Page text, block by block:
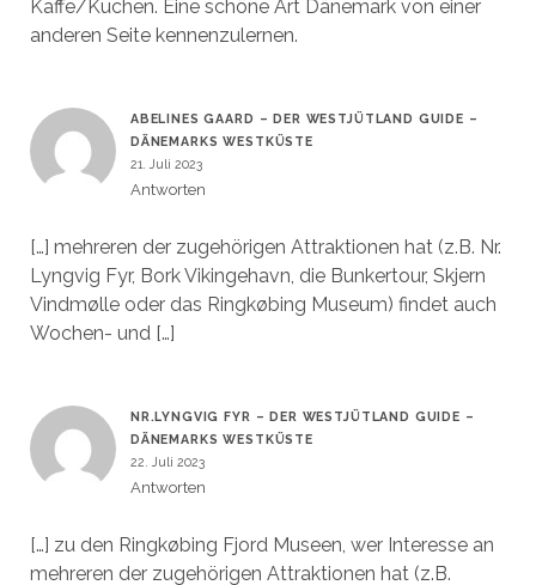
Kaffe/Kuchen. Eine schöne Art Dänemark von einer
anderen Seite kennenzulernen.
ABELINES GAARD – DER WESTJÜTLAND GUIDE –
DÄNEMARKS WESTKÜSTE
21. Juli 2023
Antworten
[…] mehreren der zugehörigen Attraktionen hat (z.B. Nr.
Lyngvig Fyr, Bork Vikingehavn, die Bunkertour, Skjern
Vindmølle oder das Ringkøbing Museum) findet auch
Wochen- und […]
NR.LYNGVIG FYR – DER WESTJÜTLAND GUIDE –
DÄNEMARKS WESTKÜSTE
22. Juli 2023
Antworten
[…] zu den Ringkøbing Fjord Museen, wer Interesse an
mehreren der zugehörigen Attraktionen hat (z.B.